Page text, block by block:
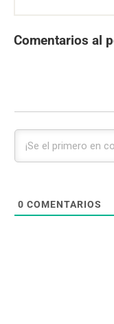
Comentarios al
0 COMENTARIOS